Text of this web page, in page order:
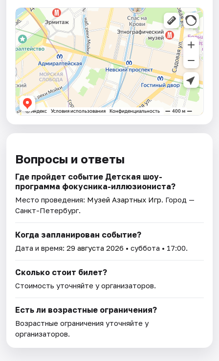
Вопросы и ответы
Где пройдет событие Детская шоу-
программа фокусника-иллюзиониста?
Место проведения: Музей Азартных Игр. Город —
Санкт-Петербург.
Когда запланирован событие?
Дата и время:29 августа 2026 • суббота • 17:00.
Сколько стоит билет?
Стоимость уточняйте у организаторов.
Есть ли возрастные ограничения?
Возрастные ограничения уточняйте у
организаторов.